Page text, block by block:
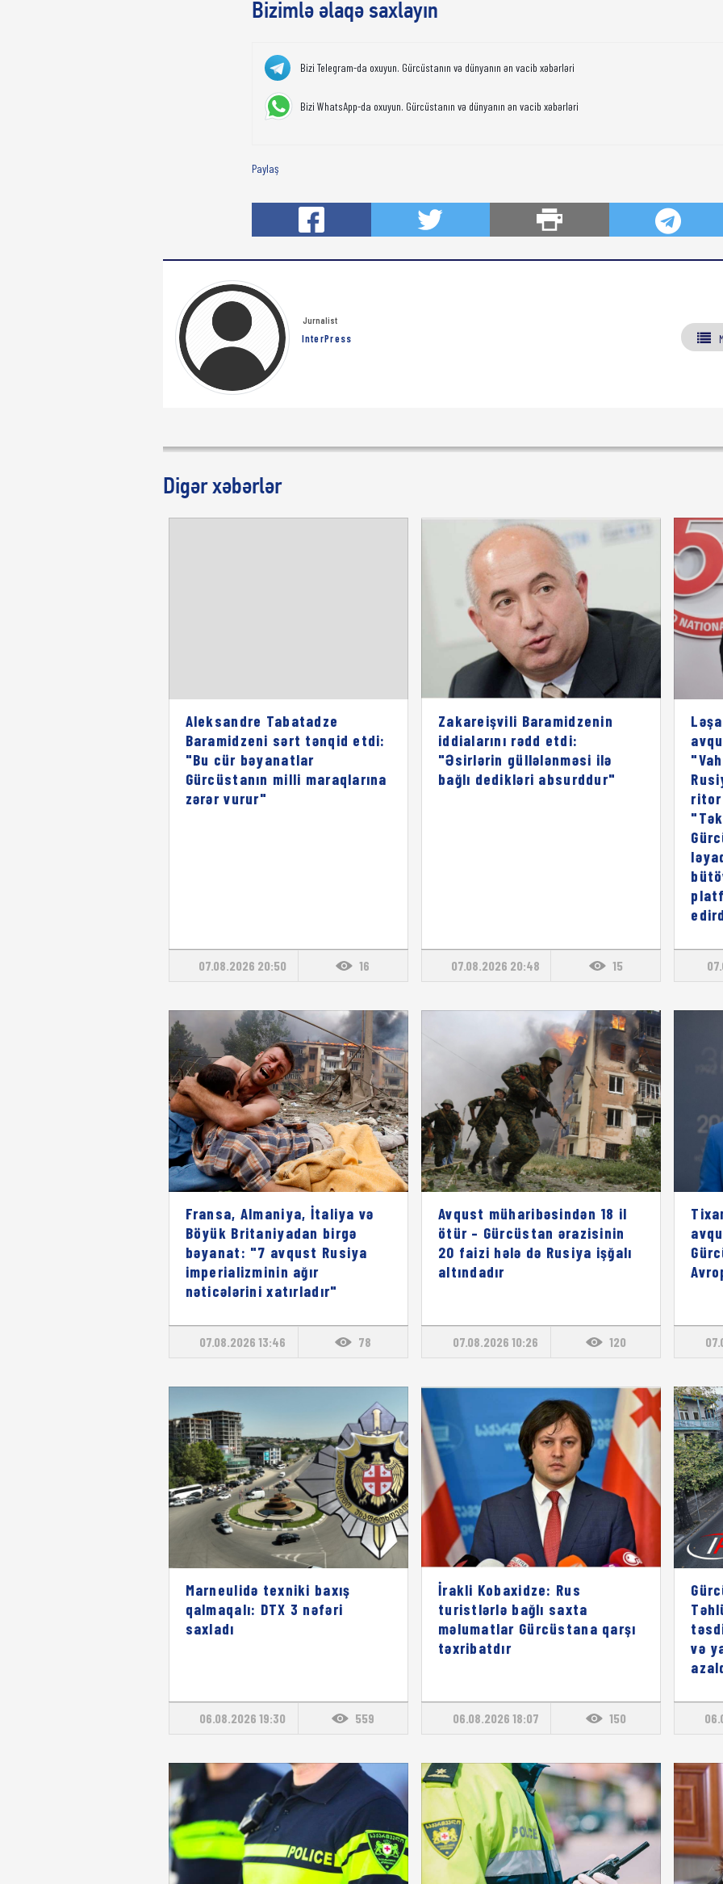
Bizimlə əlaqə saxlayın
Bizi Telegram-da oxuyun. Gürcüstanın və dünyanın ən vacib xəbərləri
Bizi WhatsApp-da oxuyun. Gürcüstanın və dünyanın ən vacib xəbərləri
Paylaş
Jurnalist
InterPress
Digər xəbərlər
Aleksandre Tabatadze
Baramidzeni sərt tənqid etdi:
"Bu cür bəyanatlar
Gürcüstanın milli maraqlarına
zərər vurur"
07.08.2026 20:50 16
Zakareişvili Baramidzenin
iddialarını rədd etdi:
"Əsirlərin güllələnməsi ilə
bağlı dedikləri absurddur"
07.08.2026 20:48 15
Fransa, Almaniya, İtaliya və
Böyük Britaniyadan birgə
bəyanat: "7 avqust Rusiya
imperializminin ağır
nəticələrini xatırladır"
07.08.2026 13:46 78
Avqust müharibəsindən 18 il
ötür – Gürcüstan ərazisinin
20 faizi hələ də Rusiya işğalı
altındadır
07.08.2026 10:26 120
Marneulidə texniki baxış
qalmaqalı: DTX 3 nəfəri
saxladı
06.08.2026 19:30 559
İrakli Kobaxidze: Rus
turistlərlə bağlı saxta
məlumatlar Gürcüstana qarşı
təxribatdır
06.08.2026 18:07 150
və